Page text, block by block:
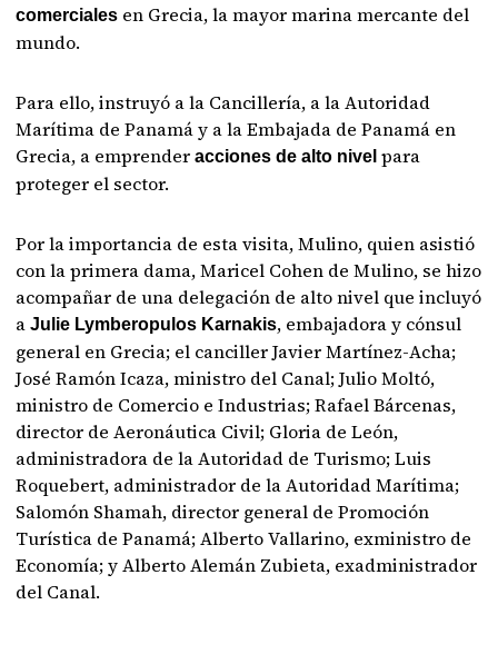
comerciales en Grecia, la mayor marina mercante del
mundo.
Para ello, instruyó a la Cancillería, a la Autoridad
Marítima de Panamá y a la Embajada de Panamá en
Grecia, a emprender acciones de alto nivel para
proteger el sector.
Por la importancia de esta visita, Mulino, quien asistió
con la primera dama, Maricel Cohen de Mulino, se hizo
acompañar de una delegación de alto nivel que incluyó
a Julie Lymberopulos Karnakis, embajadora y cónsul
general en Grecia; el canciller Javier Martínez-Acha;
José Ramón Icaza, ministro del Canal; Julio Moltó,
ministro de Comercio e Industrias; Rafael Bárcenas,
director de Aeronáutica Civil; Gloria de León,
administradora de la Autoridad de Turismo; Luis
Roquebert, administrador de la Autoridad Marítima;
Salomón Shamah, director general de Promoción
Turística de Panamá; Alberto Vallarino, exministro de
Economía; y Alberto Alemán Zubieta, exadministrador
del Canal.